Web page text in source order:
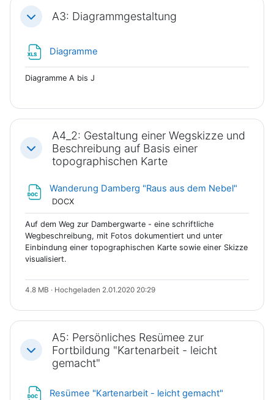
EinklappenA3: Diagrammgestaltung
Diagramme
Diagramme A bis J
Einklappen
A4_2: Gestaltung einer Wegskizze und
Beschreibung auf Basis einer
topographischen Karte
Wanderung Damberg "Raus aus dem Nebel"
DOCX
Auf dem Weg zur Dambergwarte - eine schriftliche
Wegbeschreibung, mit Fotos dokumentiert und unter
Einbindung einer topographischen Karte sowie einer Skizze
visualisiert.
4.8 MB · Hochgeladen 2.01.2020 20:29
Einklappen
A5: Persönliches Resümee zur
Fortbildung "Kartenarbeit - leicht
gemacht"
Resümee "Kartenarbeit - leicht gemacht"